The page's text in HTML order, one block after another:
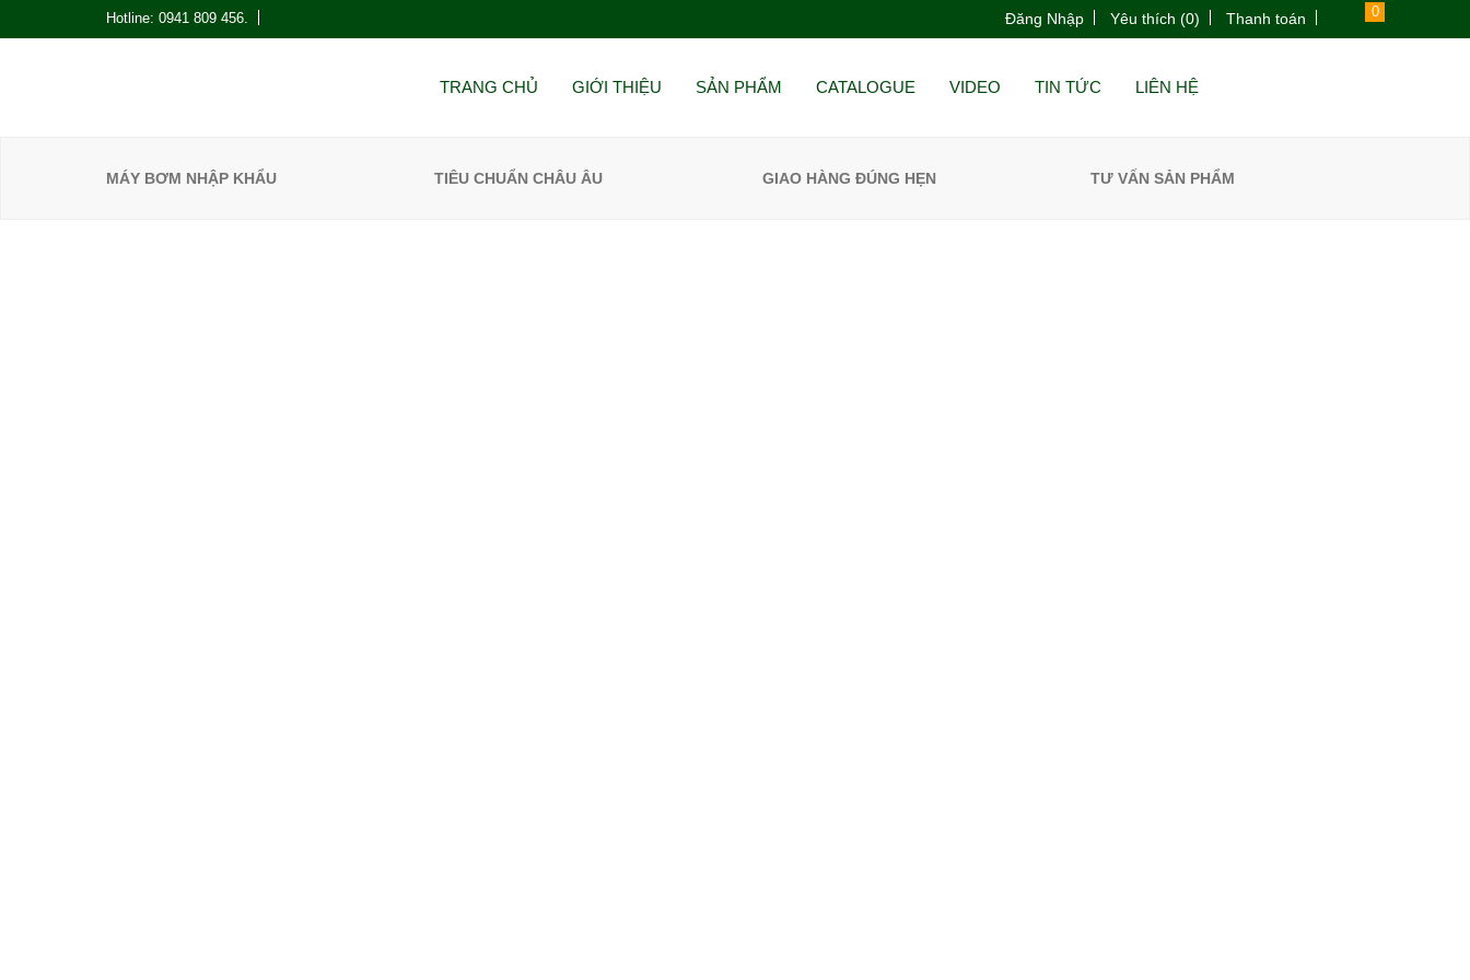
Hotline: 0941 809 456. Đăng Nhập Yêu thích (0) Thanh toán 0
TRANG CHỦ GIỚI THIỆU SẢN PHẨM CATALOGUE VIDEO TIN TỨC LIÊN HỆ
MÁY BƠM NHẬP KHẨU TIÊU CHUẨN CHÂU ÂU GIAO HÀNG ĐÚNG HẸN TƯ VẤN SẢN PHẨM